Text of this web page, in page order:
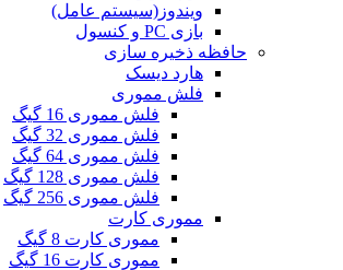
ویندوز(سیستم عامل)
بازی PC و کنسول
حافظه ذخیره سازی
هارد دیسک
فلش مموری
فلش مموری 16 گیگ
فلش مموری 32 گیگ
فلش مموری 64 گیگ
فلش مموری 128 گیگ
فلش مموری 256 گیگ
مموری کارت
مموری کارت 8 گیگ
مموری کارت 16 گیگ